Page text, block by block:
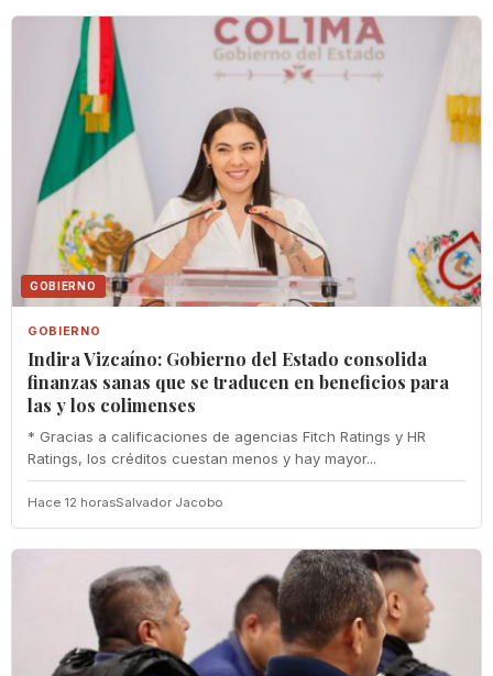
GOBIERNO
GOBIERNO
Indira Vizcaíno: Gobierno del Estado consolida
finanzas sanas que se traducen en beneficios para
las y los colimenses
* Gracias a calificaciones de agencias Fitch Ratings y HR
Ratings, los créditos cuestan menos y hay mayor...
Hace 12 horasSalvador Jacobo